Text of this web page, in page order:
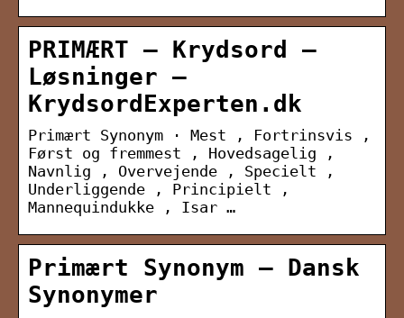
PRIMÆRT – Krydsord –
Løsninger –
KrydsordExperten.dk
Primært Synonym · Mest , Fortrinsvis ,
Først og fremmest , Hovedsagelig ,
Navnlig , Overvejende , Specielt ,
Underliggende , Principielt ,
Mannequindukke , Isar …
Primært Synonym – Dansk
Synonymer